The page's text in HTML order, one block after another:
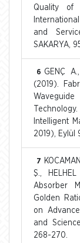
Quality of
and
SAKARYA,
6 GENÇ
(2019).
Intelligent
2019), Eylül
7
Ş.,
Absorber
Golden
on
and
268-270.